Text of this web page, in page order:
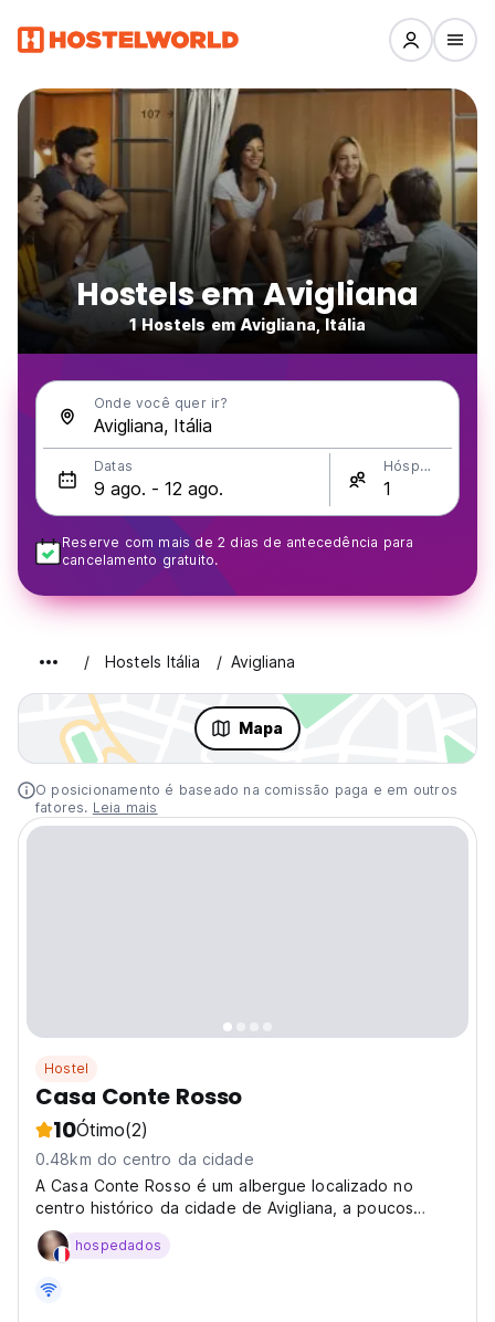
Hostels em Avigliana
1 Hostels em Avigliana, Itália
Onde você quer ir?
Datas Hóspedes
Reserve com mais de 2 dias de antecedência para
cancelamento gratuito.
Hostels Itália Avigliana
Mapa
O posicionamento é baseado na comissão paga e em outros
fatores. Leia mais
Hostel
Casa Conte Rosso
10Ótimo(2)
0.48km do centro da cidade
A Casa Conte Rosso é um albergue localizado no
centro histórico da cidade de Avigliana, a poucos
quilômetros de Torino e na entrada do Vale de Susa.
hospedados